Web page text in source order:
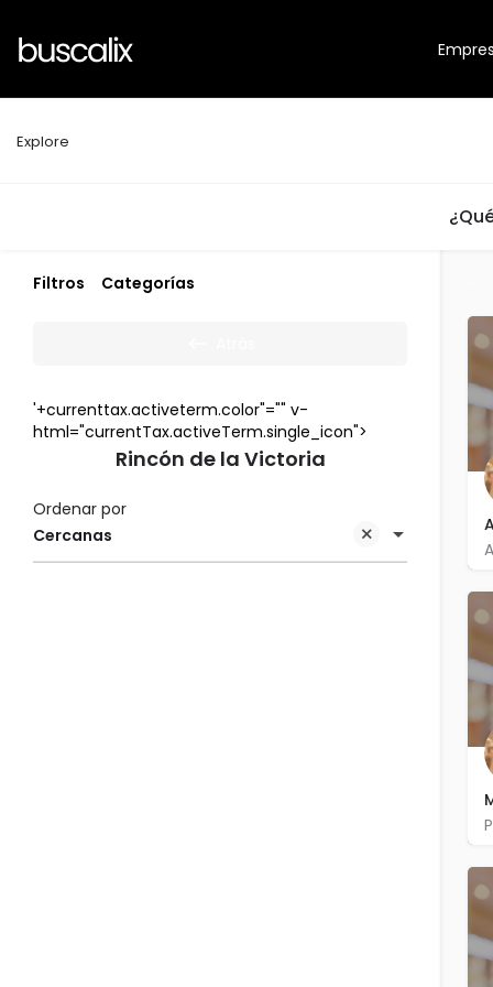
Explore
Filtros Categorías
'+currenttax.activeterm.color"="" v-
html="currentTax.activeTerm.single_icon">
Rincón de la Victoria
Cercanas
Ordenar por